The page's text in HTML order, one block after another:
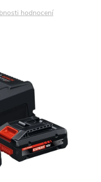
hodnocení